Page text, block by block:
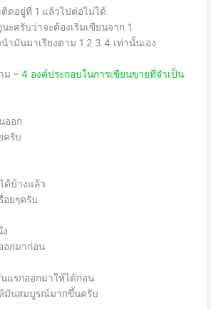
ดอยู่ที่ 1 แล้วไปต่อไม่ได้
ะครับว่าจะต้องเริ่มเขียนจาก 1
ำมันมาเรียงตาม 1 2 3 4 เท่านั้นเอง
ม –4 องค์ประกอบในการเขียนขายที่จำเป็น
ออก
ครับ
ด้บ้างแล้ว
อยๆครับ
อกมาก่อน
แรกออกมาให้ได้ก่อน
มันสมบูรณ์มากขึ้นครับ